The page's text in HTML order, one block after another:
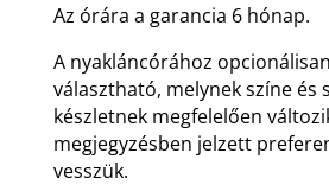
Az órára a garancia 6 hónap.
A nyakláncórához
választható, melynek színe és
készletnek megfelelően
megjegyzésben jelzett
vesszük.